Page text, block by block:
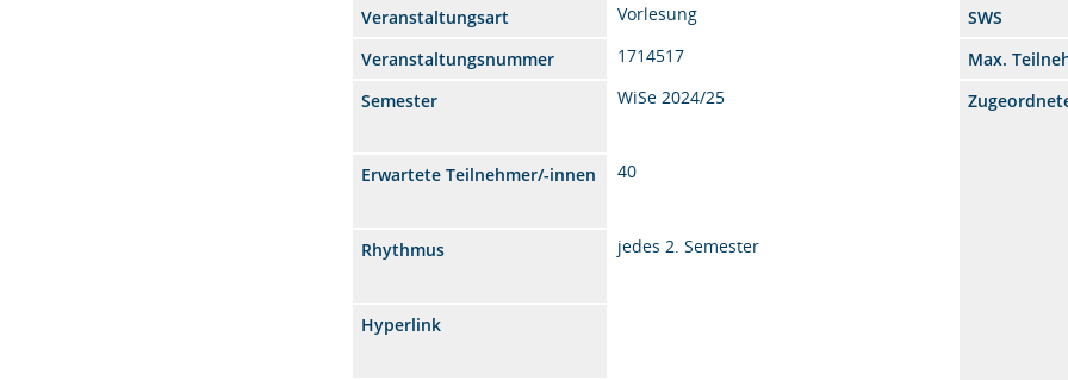
Veranstaltungsart Vorlesung SWS
Veranstaltungsnummer
1714517 Max.
Semester
WiSe 2024/25
Erwartete Teilnehmer/-innen 40
Rhythmus jedes 2. Semester
Hyperlink